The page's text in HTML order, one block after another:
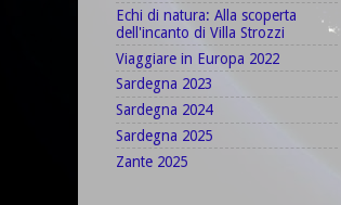
Echi di natura: Alla scoperta
dell'incanto di Villa Strozzi
Viaggiare in Europa 2022
Sardegna 2023
Sardegna 2024
Sardegna 2025
Zante 2025